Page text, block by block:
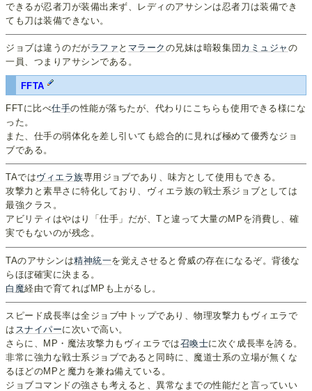
できるが忍者刀が装備出来ず、レディのアサシンは忍者刀は装備でき
ても刀は装備できない。
ジョブは違うのだがラファ と マラーク の兄妹は暗殺集団 カミュジャ の
一員、つまりアサシンである。
FFTA
FFTに比べ仕手の性能が落ちたが、代わりにこちらも使用できる様にな
った。
また、仕手の弱体化を差し引いても総合的に見れば極めて優秀なジョ
ブである。
TAではヴィエラ族専用ジョブであり、味方として使用もできる。
攻撃力と素早さに特化しており、ヴィエラ族の戦士系ジョブとしては
最強クラス。
アビリティはやはり「仕手」だが、Tと違って大量のMPを消費し、確
実でもないのが残念。
TAのアサシンは精神統一を覚えさせると脅威の存在になるぞ。背後な
らほぼ確実に決まる。
白魔経由で育てればMPも上がるし。
スピード成長率は全ジョブ中トップであり、物理攻撃力もヴィエラで
は スナイパーに次いで高い。
さらに、MP・魔法攻撃力もヴィエラでは召喚士に次ぐ成長率を誇る。
非常に強力な戦士系ジョブであると同時に、魔道士系の立場が無くな
るほどのMPと魔力を兼ね備えている。
ジョブコマンドの強さも考えると、異常なまでの性能だと言っていい